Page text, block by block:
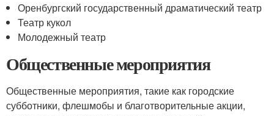
Оренбургский государственный драматический театр
Театр кукол
Молодежный театр
Общественные мероприятия
Общественные мероприятия, такие как городские
субботники, флешмобы и благотворительные акции,